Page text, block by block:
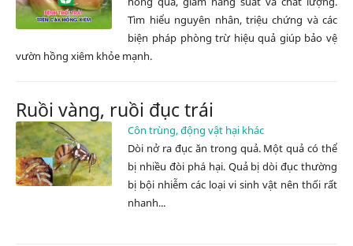
Tìm hiểu nguyên nhân, triệu chứng và các
biện pháp phòng trừ hiệu quả giúp bảo vệ
vườn hồng xiêm khỏe mạnh.
Ruồi vàng, ruồi đục trái
Côn trùng, động vật hại khác
Dòi nở ra đục ăn trong quả. Một quả có thể
bị nhiều đòi phá hại. Quả bị dòi đục thường
bị bội nhiễm các loại vi sinh vật nên thối rất
nhanh...